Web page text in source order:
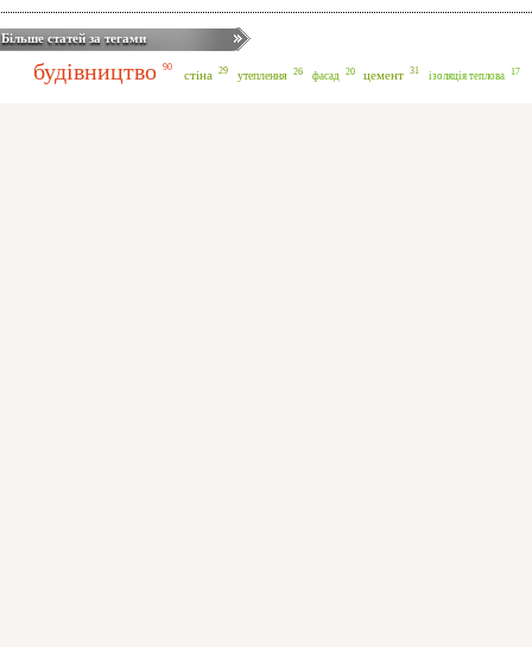
Більше статей за тегами
будівництво 90
стіна 29 утеплення 26 фасад 20 цемент 31 ізоляція теплова 17